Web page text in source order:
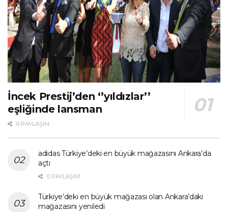
İncek Prestij’den ‘’yıldızlar’’
eşliğinde lansman
0 PAYLAŞIM
adidas Türkiye’deki en büyük mağazasını Ankara’da
açtı
0 PAYLAŞIM
Türkiye’deki en büyük mağazası olan Ankara’daki
mağazasını yeniledi